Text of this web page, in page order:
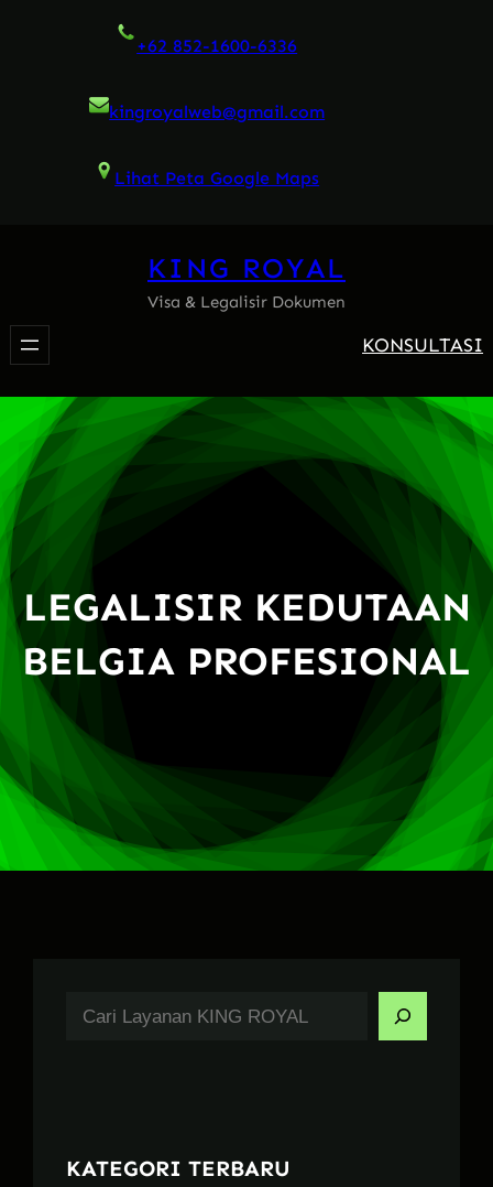
+62 852-1600-6336
kingroyalweb@gmail.com
Lihat Peta Google Maps
KING ROYAL
Visa & Legalisir Dokumen
KONSULTASI
LEGALISIR KEDUTAAN
BELGIA PROFESIONAL
h
KATEGORI TERBARU